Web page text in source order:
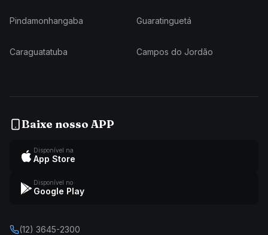
Pindamonhangaba Guaratinguetá
Caraguatatuba Campos do Jordão
Baixe nosso APP
Disponível na
App Store
Disponível no
Google Play
(12) 3645-2300